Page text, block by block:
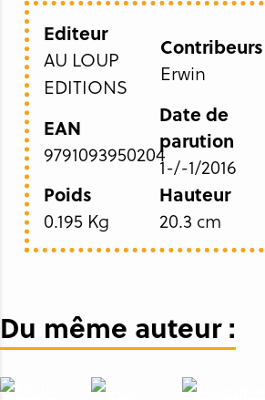
Editeur
AU LOUP
EDITIONS
Contribeurs
Erwin
EAN
9791093950204
Date de
parution
1-/-1/2016
Poids
0.195 Kg
Hauteur
20.3 cm
Du même auteur :